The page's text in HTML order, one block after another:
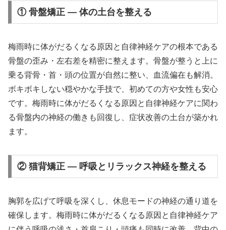
① 骨盤矯正 — 体の土台を整える
梅雨時に体がだるくなる原因と自律神経ケアの根本である
骨盤の歪み・左右差を精密に整えます。骨盤が整うと上に
乗る背骨・首・頭の位置が自然に整い、血流偏在も解消。
ボキボキしない穏やかな手技で、初めての方や女性も安心
です。梅雨時に体がだるくなる原因と自律神経ケアに関わ
る骨盤内の神経の働きも回復し、症状改善の土台が築かれ
ます。
② 猫背矯正 — 呼吸とリラックス神経を整える
胸郭を広げて呼吸を深くし、休息モードの神経の通り道を
確保します。梅雨時に体がだるくなる原因と自律神経ケア